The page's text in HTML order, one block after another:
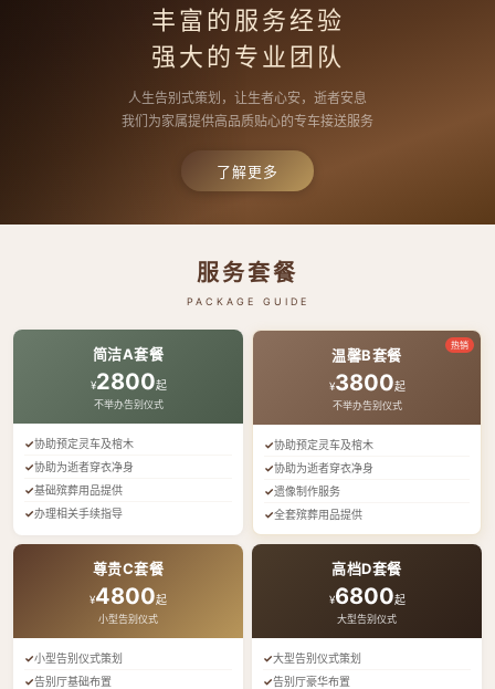
丰富的服务经验
强大的专业团队
人生告别式策划，让生者心安，逝者安息
我们为家属提供高品质贴心的专车接送服务
了解更多
服务套餐
PACKAGE GUIDE
简洁A套餐
¥2800起
不举办告别仪式
协助预定灵车及棺木
协助为逝者穿衣净身
基础殡葬用品提供
办理相关手续指导
热销
温馨B套餐
¥3800起
不举办告别仪式
协助预定灵车及棺木
协助为逝者穿衣净身
遗像制作服务
全套殡葬用品提供
尊贵C套餐
¥4800起
小型告别仪式
小型告别仪式策划
告别厅基础布置
高档D套餐
¥6800起
大型告别仪式
大型告别仪式策划
告别厅豪华布置